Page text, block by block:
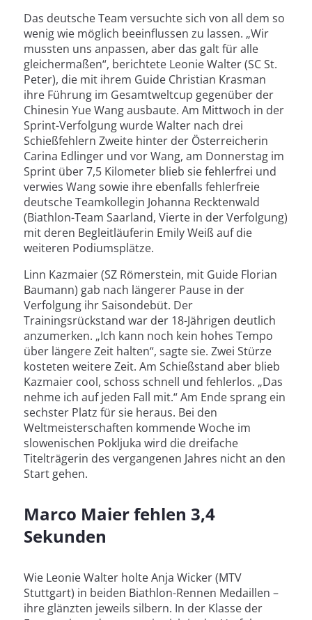
Das deutsche Team versuchte sich von all dem so
wenig wie möglich beeinflussen zu lassen. „Wir
mussten uns anpassen, aber das galt für alle
gleichermaßen“, berichtete Leonie Walter (SC St.
Peter), die mit ihrem Guide Christian Krasman
ihre Führung im Gesamtweltcup gegenüber der
Chinesin Yue Wang ausbaute. Am Mittwoch in der
Sprint-Verfolgung wurde Walter nach drei
Schießfehlern Zweite hinter der Österreicherin
Carina Edlinger und vor Wang, am Donnerstag im
Sprint über 7,5 Kilometer blieb sie fehlerfrei und
verwies Wang sowie ihre ebenfalls fehlerfreie
deutsche Teamkollegin Johanna Recktenwald
(Biathlon-Team Saarland, Vierte in der Verfolgung)
mit deren Begleitläuferin Emily Weiß auf die
weiteren Podiumsplätze.
Linn Kazmaier (SZ Römerstein, mit Guide Florian
Baumann) gab nach längerer Pause in der
Verfolgung ihr Saisondebüt. Der
Trainingsrückstand war der 18-Jährigen deutlich
anzumerken. „Ich kann noch kein hohes Tempo
über längere Zeit halten“, sagte sie. Zwei Stürze
kosteten weitere Zeit. Am Schießstand aber blieb
Kazmaier cool, schoss schnell und fehlerlos. „Das
nehme ich auf jeden Fall mit.“ Am Ende sprang ein
sechster Platz für sie heraus. Bei den
Weltmeisterschaften kommende Woche im
slowenischen Pokljuka wird die dreifache
Titelträgerin des vergangenen Jahres nicht an den
Start gehen.
Marco Maier fehlen 3,4
Sekunden
Wie Leonie Walter holte Anja Wicker (MTV
Stuttgart) in beiden Biathlon-Rennen Medaillen –
ihre glänzten jeweils silbern. In der Klasse der